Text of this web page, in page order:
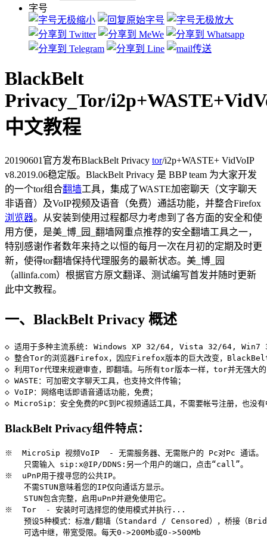
字号
BlackBelt
Privacy_Tor/
中文教程
20190601官方发布BlackBelt Privacy tor/i2p+WASTE+ VidVoIP
v8.2019.06稳定版。BlackBelt Privacy 是 BBP team 为大家开发
的一个tor组合翻墙工具，集成了WASTE加密聊天（文字聊天
非语音）及VoIP视频及语音（免费）通話功能，并整合Firefox
浏览器。从安装到使用过程都尽力考虑到了各方面的安全和使
用方便，是美_博_园_翻墙网重点推荐的安全翻墙工具之一，
特别感谢作者数年来持之以恒的每月一次在月初的定期及时更
新，使得tor翻墙保持代理服务的最新状态。美_博_园
（allinfa.com）根据官方原文翻译、测试编写首发并随时更新
此中文教程。
一、BlackBelt Privacy 概述
◇ 适用于多种主流系统: Windows XP 32/64, Vista 32/64,
◇ 整合Tor的浏览器Firefox，因应Firefox版本的巨大改变，BlackBelt
◇ 利用Tor代理来规避审查，即翻墙。与所有tor版本一样，tor并无强
◇ WASTE：可加密文字聊天工具，也支持文件传输；
◇ VoIP：网络电话即语音通话功能，免费；
BlackBelt Privacy组件特点：
※  MicroSip 视频VoIP  - 无需服务器、无需账户的 Pc对Pc 通话。
    只需输入 sip:x@IP/DDNS:另一个用户的端口，点击“call”。
※  uPnP用于搜寻您的公共IP。
    不需STUN意味着您的IP仅向通话方显示。
    STUN包含完整，启用uPnP并避免使用它。
※  Tor  - 安装时可选择您的使用模式并执行...
预设5种模式：标准/翻墙（Standard / Censored），桥接（
    可选中继，带宽受限。每天0->200Mb或0->500Mb